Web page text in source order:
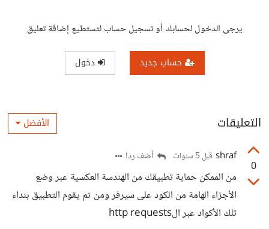
يرجى الدخول لحسابك أو تسجيل حساب لتستطيع إضافة تعليق
حساب جديد دخول
التعليقات الأفضل
0
shraf قبل 5 سنوات أضف ردا
من الممكن حماية تطبيقك من الهندسة العكسية عبر وضع
الأجزاء الهامة من الكود على سيرفر ومن ثم يقوم التطبيق بنداء
تلك الأكواد عبر الhttp requests